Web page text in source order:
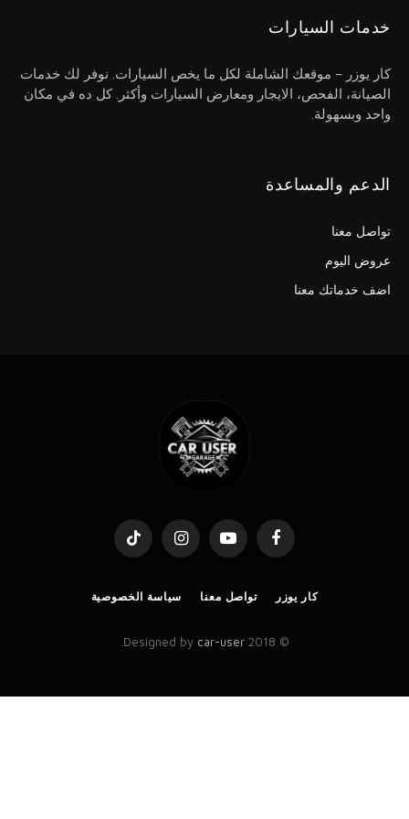
خدمات السيارات
كار يوزر – موقعك الشاملة لكل ما يخص السيارات. نوفر لك خدمات
الصيانة، الفحص، الايجار ومعارض السيارات وأكثر. كل ده في مكان
واحد وبسهولة.
الدعم والمساعدة
تواصل معنا
عروض اليوم
اضف خدماتك معنا
Facebook
YouTube
Instagram
TikTok
كار يوزر تواصل معنا سياسة الخصوصية
© 2018 Designed by
car-user